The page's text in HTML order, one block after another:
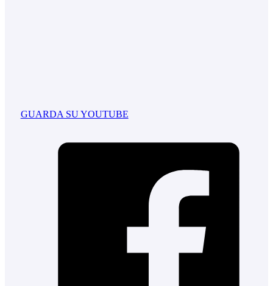
GUARDA SU YOUTUBE